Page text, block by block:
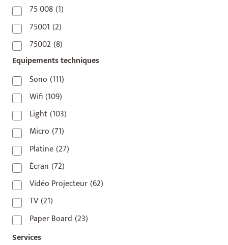
75 008(1)
75001 (2)
75002 (8)
75003(1)
75004(2)
75006 (5)
75007(7)
75008 (17)
75009(5)
75010 (9)
75011 (17)
75012(8)
75013(2)
75014
Equipements techniques
Sono (111)
Wifi(109)
Light(103)
Micro (71)
Platine(27)
Écran (72)
Vidéo Projecteur(62)
TV(21)
Paper Board (23)
Services